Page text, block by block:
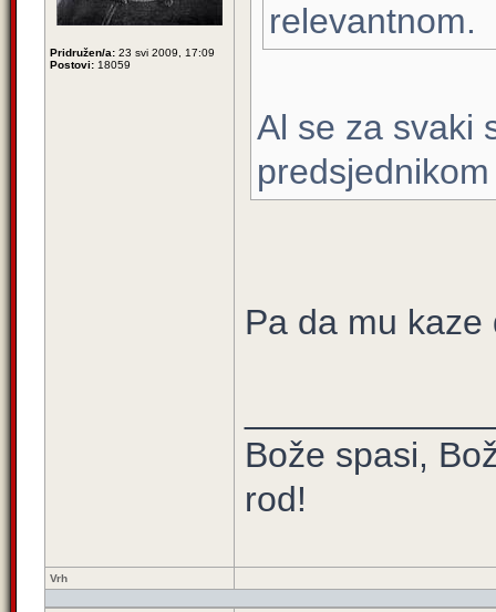
Pridružen/a: 23 svi 2009, 17:09
Postovi: 18059
relevantnom.
Al se za svaki
Pa da mu
Bože spasi,
rod!
Vrh